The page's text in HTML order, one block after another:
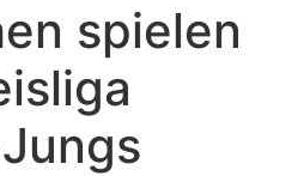
spielen